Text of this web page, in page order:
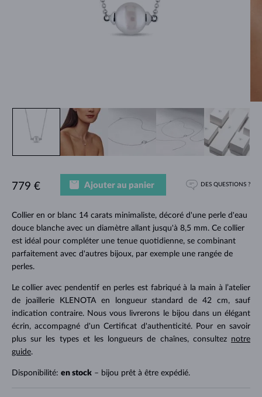
Collier en or blanc 14 carats minimaliste, décoré d'une perle d'eau
douce blanche avec un diamètre allant jusqu'à 8,5 mm. Ce collier
est idéal pour compléter une tenue quotidienne, se combinant
parfaitement avec d'autres bijoux, par exemple une rangée de
perles.
Le collier avec pendentif en perles est fabriqué à la main à l’atelier
de joaillerie KLENOTA en longueur standard de 42 cm, sauf
indication contraire. Nous vous livrerons le bijou dans un élégant
écrin, accompagné d'un Certificat d'authenticité. Pour en savoir
plus sur les types et les longueurs de chaînes, consultez notre
guide.
Disponibilité: en stock– bijou prêt à être expédié.
779 € Ajouter au panier DES QUESTIONS ?